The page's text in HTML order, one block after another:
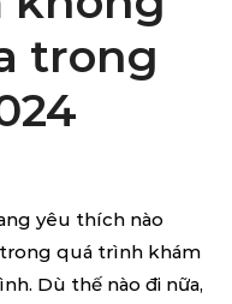
trong
yêu thích nào
quá trình khám
Dù thế nào đi nữa,